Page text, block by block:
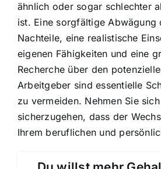
ähnlich oder sogar schlechter
ist. Eine sorgfältige Abwägung
Nachteile, eine realistische
eigenen Fähigkeiten und eine
Recherche über den
Arbeitgeber sind essentielle
zu vermeiden. Nehmen Sie
sicherzugehen, dass der
Ihrem beruflichen und